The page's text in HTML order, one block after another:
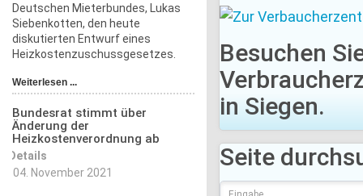
Deutschen Mieterbundes, Lukas
Siebenkotten, den heute
diskutierten Entwurf eines
Heizkostenzuschussgesetzes.
Weiterlesen ...
Bundesrat stimmt über
Änderung der
Heizkostenverordnung ab
Details
04. November 2021
Besuchen
in Siegen.
Seite